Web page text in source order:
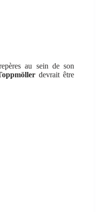
au sein de son
devrait être